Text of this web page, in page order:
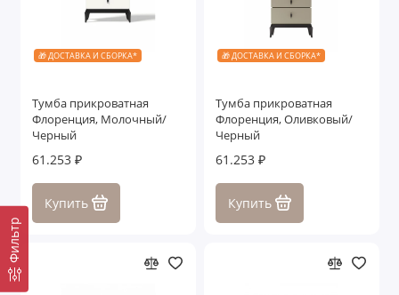
Фильтр
🎁 ДОСТАВКА И СБОРКА*
Тумба прикроватная
Флоренция, Молочный/
Черный
61.253 ₽
Купить
🎁 ДОСТАВКА И СБОРКА*
Тумба прикроватная
Флоренция, Оливковый/
Черный
61.253 ₽
Купить